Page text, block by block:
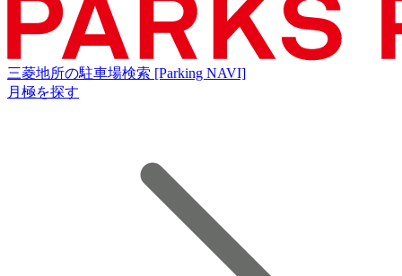
三菱地所の駐車場検索 [Parking NAVI]
月極を探す